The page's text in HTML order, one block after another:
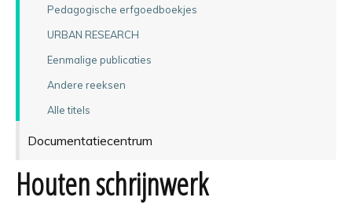
Pedagogische erfgoedboekjes
URBAN RESEARCH
Eenmalige publicaties
Andere reeksen
Alle titels
Documentatiecentrum
Houten schrijnwerk